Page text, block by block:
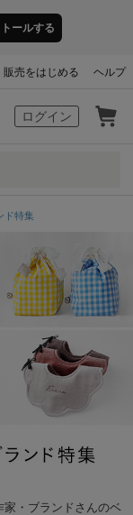
ールする
販売をはじめる ヘルプ
ログイン
ド特集
家・ブランドさんのベ